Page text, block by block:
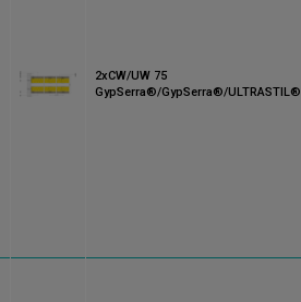
2xCW/UW 75
GypSerra®/GypSerra®/ULTRASTIL®